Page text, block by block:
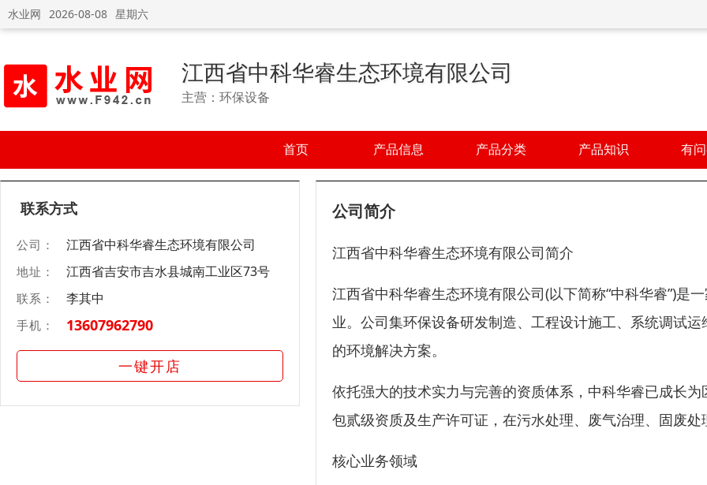
水业网 2026-08-08 星期六
江西省中科华睿生态环境有限公司
主营：环保设备
首页 产品信息 产品分类 产品知识 有
联系方式
公司： 江西省中科华睿生态环境有限公司
地址： 江西省吉安市吉水县城南工业区73号
联系： 李其中
手机： 13607962790
一键开店
公司简介
江西省中科华睿生态环境有限公司简介
江西省中科华睿生态环境有限公司(以下简称“中科华睿”)是
业。公司集环保设备研发制造、工程设计施工、系统调试
的环境解决方案。
依托强大的技术实力与完善的资质体系，中科华睿已成长
包贰级资质及生产许可证，在污水处理、废气治理、固废处
核心业务领域